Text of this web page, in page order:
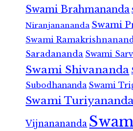
Swami Brahmananda
Niranjanananda Swami
Swami
Saradananda Swami
Swami Shivananda
Subodhananda Swami
Swami
Vijnanananda